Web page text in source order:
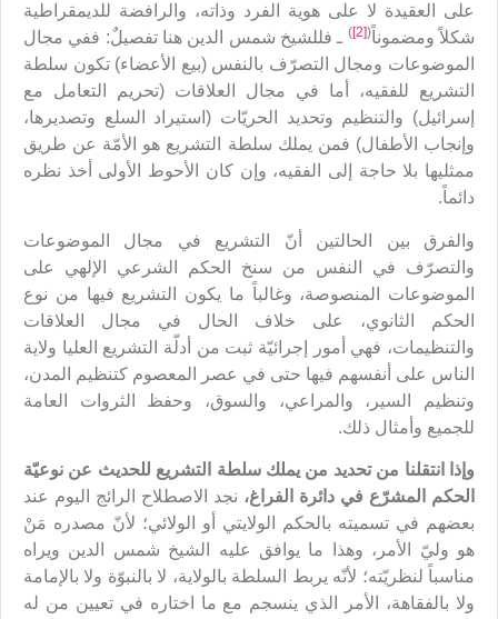
على العقيدة لا على هوية الفرد وذاته، والرافضة للديمقراطية
شكلاً ومضموناً(
[2]
) ـ فللشيخ شمس الدين هنا تفصيلٌ: ففي مجال
الموضوعات ومجال التصرّف بالنفس (بيع الأعضاء) تكون سلطة
التشريع للفقيه، أما في مجال العلاقات (تحريم التعامل مع
إسرائيل) والتنظيم وتحديد الحريّات (استيراد السلع وتصديرها،
وإنجاب الأطفال) فمن يملك سلطة التشريع هو الأمّة عن طريق
ممثليها بلا حاجة إلى الفقيه، وإن كان الأحوط الأولى أخذ نظره
دائماً.
والفرق بين الحالتين أنّ التشريع في مجال الموضوعات
والتصرّف في النفس من سنخ الحكم الشرعي الإلهي على
الموضوعات المنصوصة، وغالباً ما يكون التشريع فيها من نوع
الحكم الثانوي، على خلاف الحال في مجال العلاقات
والتنظيمات، فهي أمور إجرائيّة ثبت من أدلّة التشريع العليا ولاية
الناس على أنفسهم فيها حتى في عصر المعصوم كتنظيم المدن،
وتنظيم السير، والمراعي، والسوق، وحفظ الثروات العامة
للجميع وأمثال ذلك.
وإذا انتقلنا من تحديد من يملك سلطة التشريع للحديث عن نوعيّة
الحكم المشرّع في دائرة الفراغ، نجد الاصطلاح الرائج اليوم عند
بعضهم في تسميته بالحكم الولايتي أو الولائي؛ لأنّ مصدره مَنْ
هو وليّ الأمر، وهذا ما يوافق عليه الشيخ شمس الدين ويراه
مناسباً لنظريّته؛ لأنّه يربط السلطة بالولاية، لا بالنبوّة ولا بالإمامة
ولا بالفقاهة، الأمر الذي ينسجم مع ما اختاره في تعيين من له